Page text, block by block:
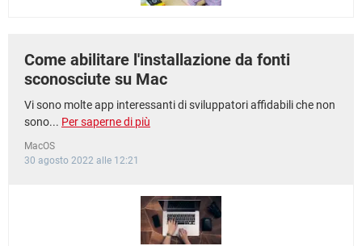
Come abilitare l'installazione da fonti
sconosciute su Mac
Vi sono molte app interessanti di sviluppatori affidabili che non
sono... Per saperne di più
MacOS
30 agosto 2022 alle 12:21